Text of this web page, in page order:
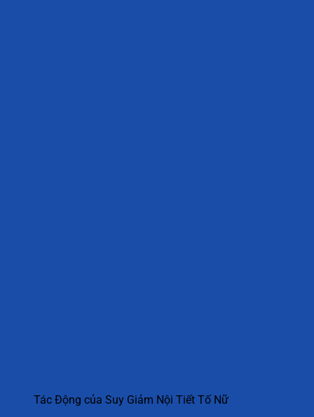
Tác Động của Suy Giảm Nội Tiết Tố Nữ